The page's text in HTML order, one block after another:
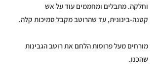
וחלקה. מתבלים ומחממים עוד על אש
קטנה-בינונית, עד שהרוטב מקבל סמיכות קלה.
מורחים מעל פרוסות הלחם את רוטב הגבינות
שהכנו.